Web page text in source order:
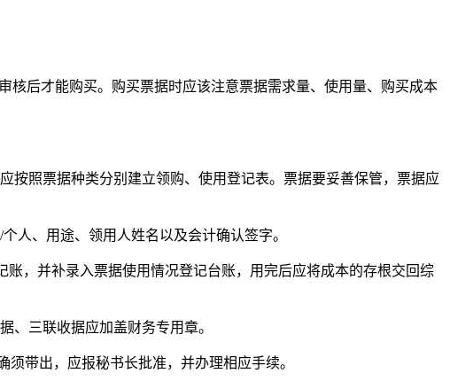
核后才能购买。购买票据时应该注意票据需求量、使用量、购买成本
按照票据种类分别建立领购、使用登记表。票据要妥善保管，票据应
人、用途、领用人姓名以及会计确认签字。
，并补录入票据使用情况登记台账，用完后应将成本的存根交回综
、三联收据应加盖财务专用章。
带出，应报秘书长批准，并办理相应手续。